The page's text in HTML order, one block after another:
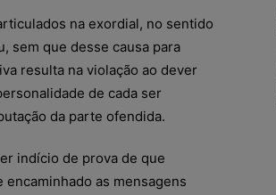
na exordial, no sentido
sem que desse causa para
resulta na violação ao dever
de cada ser
da parte ofendida.
indício de prova de que
as mensagens